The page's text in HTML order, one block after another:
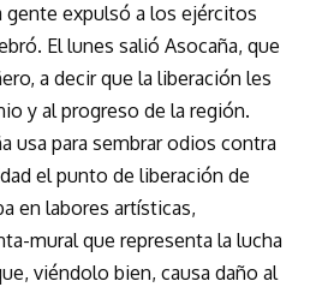
gente expulsó a los ejércitos
El lunes salió Asocaña, que
a decir que la liberación les
y al progreso de la región.
usa para sembrar odios contra
el punto de liberación de
en labores artísticas,
mural que representa la lucha
viéndolo bien, causa daño al